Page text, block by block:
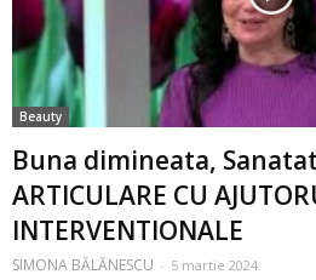
Beauty
Buna dimineata,
ARTICULARE CU
INTERVENTIONALE
SIMONA BĂLĂNESCU - 5 martie 2024